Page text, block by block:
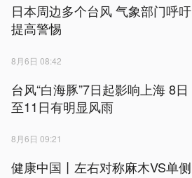
日本周边多个台风 气象部门呼吁
提高警惕
8月6日 08:42
台风“白海豚”7日起影响上海 8日
至11日有明显风雨
8月6日 09:21
健康中国丨左右对称麻木VS单侧